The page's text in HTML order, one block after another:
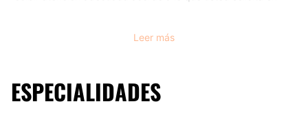
compromiso es brindarle el mejor servicio para obtener
En Sempre Bella, Clínica de Belleza y Spa
Leer más
ESPECIALIDADES